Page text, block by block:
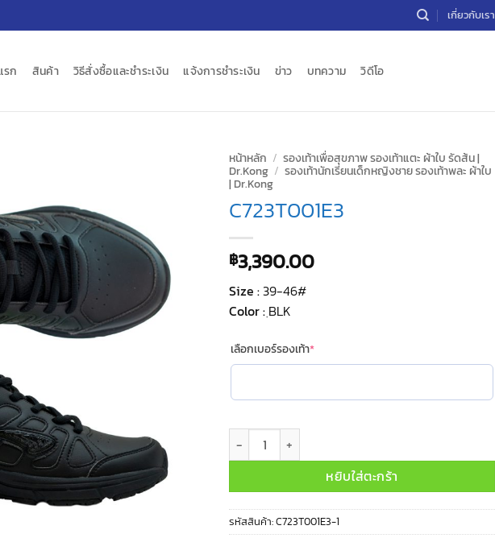
เกี่ยวกับเรา
รก สินค้า วิธีสั่งซื้อและชำระเงิน แจ้งการชำระเงิน ข่าว บทความ วิดีโอ
หน้าหลัก / รองเท้าเพื่อสุขภาพ รองเท้าแตะ ผ้าใบ รัดส้น |
Dr.Kong / รองเท้านักเรียนเด็กหญิงชาย รองเท้าพละ ผ้าใบ
| Dr.Kong
C723T001E3
฿3,390.00
Size :39-46#
Color : ฺBLK
เลือกเบอร์รองเท้า*(required)
จำนวน C723T001E3 ชิ้น
หยิบใส่ตะกร้า
รหัสสินค้า:C723T001E3-1